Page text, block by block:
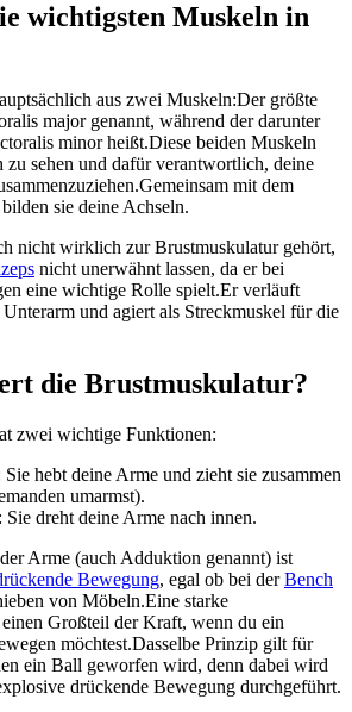
wichtigsten Muskeln in
aus zwei Muskeln:Der größte
major genannt, während der darunter
minor heißt.Diese beiden Muskeln
zu sehen und dafür verantwortlich, deine
mit dem
sie deine Achseln.
nicht wirklich zur Brustmuskulatur gehört,
nicht unerwähnt lassen, da er bei
eine wichtige Rolle spielt.Er verläuft
und agiert als Streckmuskel für die
die Brustmuskulatur?
zwei wichtige Funktionen:
Sie hebt deine Arme und zieht sie zusammen
umarmst).
: Sie dreht deine Arme nach innen.
Arme (auch Adduktion genannt) ist
Bewegung, egal ob bei derBench
von Möbeln.Eine starke
Großteil der Kraft, wenn du ein
möchtest.Dasselbe Prinzip gilt für
ein Ball geworfen wird, denn dabei wird
drückende Bewegung durchgeführt.